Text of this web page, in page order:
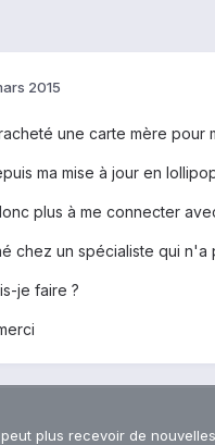
2015
une carte mère pour
ma mise à jour en
plus à me connecter
chez un spécialiste qui n'a
je faire ?
plus recevoir de